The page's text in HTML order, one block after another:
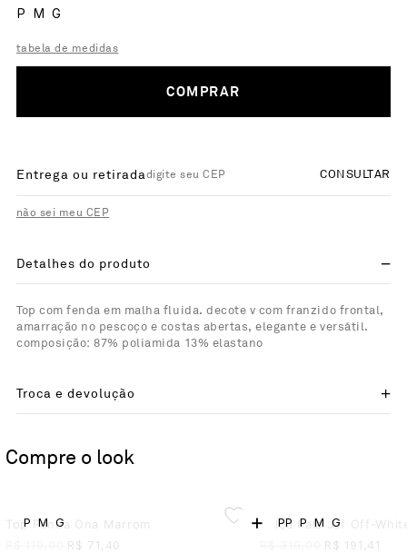
P M G
tabela de medidas
COMPRAR
Entrega ou retirada CONSULTAR
não sei meu CEP
Detalhes do produto
Top com fenda em malha fluida. decote v com franzido frontal,
amarração no pescoço e costas abertas, elegante e versátil.
composição: 87% poliamida 13% elastano
Troca e devolução
Compre o look
+
Top Fenda Ona Marrom
R$ 71,40
P M G
Calça Pala Jaf Off-
R$ 191,41
PP P M G